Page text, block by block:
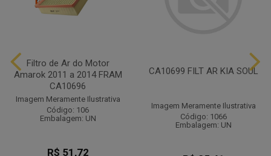
Filtro de Ar do Motor
Amarok 2011 a 2014 FRAM
CA10696
Imagem Meramente Ilustrativa
Código: 106
Embalagem: UN
R$ 51,72
CA10699 FILT AR KIA SOUL
Imagem Meramente Ilustrativa
Código: 1066
Embalagem: UN